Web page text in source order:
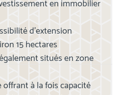
en immobilier
d’extension
15 hectares
situés en zone
à la fois capacité